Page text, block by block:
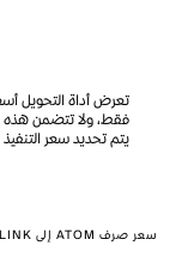
تعرض أداة التحويل
فقط، ولا تتضمن هذه
يتم تحديد سعر
سعر صرف ATOM إلى LINK